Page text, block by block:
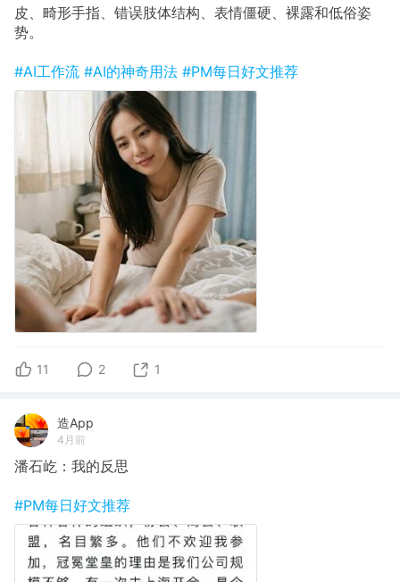
皮、畸形手指、错误肢体结构、表情僵硬、裸露和低俗姿
势。
#AI工作流 #AI的神奇用法 #PM每日好文推荐
11 2 1
造App
4月前
潘石屹：我的反思
#PM每日好文推荐